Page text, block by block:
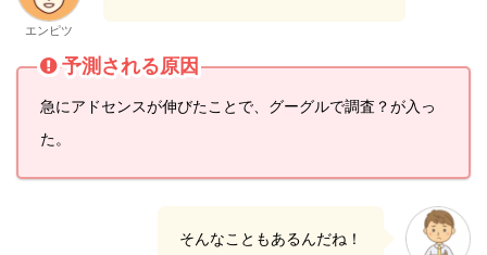
エンピツ
予測される原因
急にアドセンスが伸びたことで、グーグルで調査？が入っ
た。
そんなこともあるんだね！